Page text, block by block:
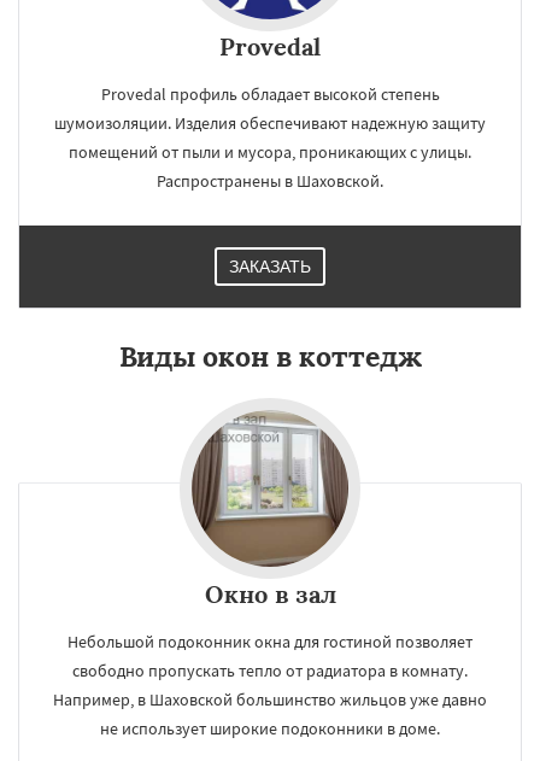
Provedal
Provedal профиль обладает высокой степень
шумоизоляции. Изделия обеспечивают надежную защиту
помещений от пыли и мусора, проникающих с улицы.
Распространены в Шаховской.
ЗАКАЗАТЬ
Виды окон в коттедж
Окно в зал
Небольшой подоконник окна для гостиной позволяет
свободно пропускать тепло от радиатора в комнату.
Например, в Шаховской большинство жильцов уже давно
не использует широкие подоконники в доме.